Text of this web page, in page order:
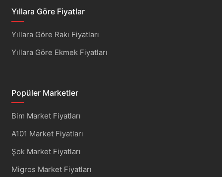
Yıllara Göre Fiyatlar
Yıllara Göre Rakı Fiyatları
Yıllara Göre Ekmek Fiyatları
Popüler Marketler
Bim Market Fiyatları
A101 Market Fiyatları
Şok Market Fiyatları
Migros Market Fiyatları